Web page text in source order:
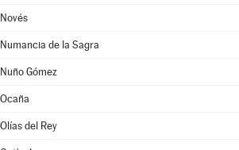
Novés
Numancia de la Sagra
Nuño Gómez
Ocaña
Olías del Rey